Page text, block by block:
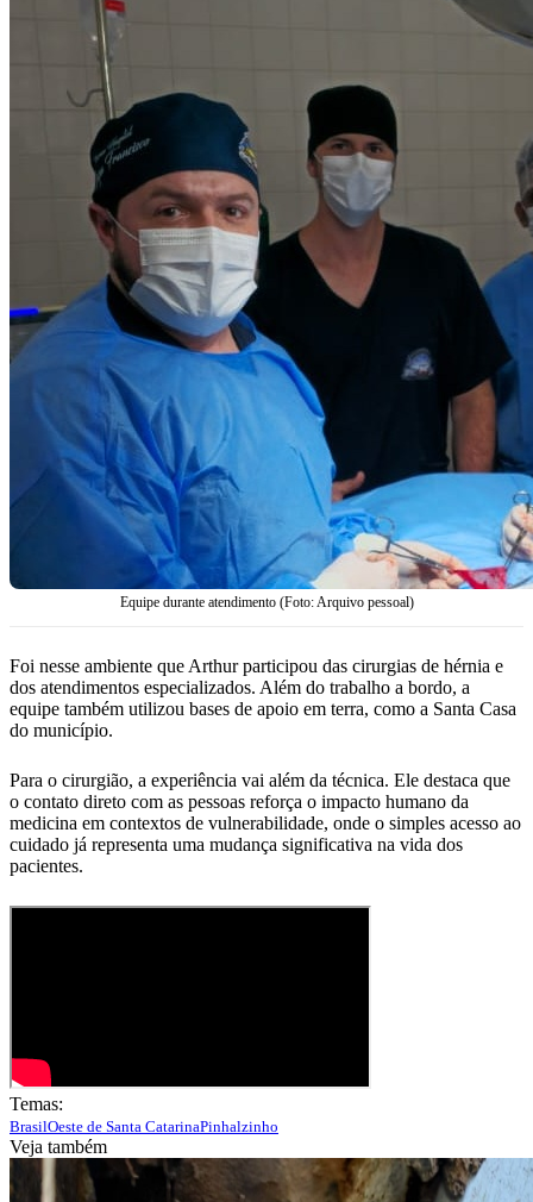
Equipe durante atendimento (Foto: Arquivo pessoal)
Foi nesse ambiente que Arthur participou das cirurgias de hérnia e
dos atendimentos especializados. Além do trabalho a bordo, a
equipe também utilizou bases de apoio em terra, como a Santa Casa
do município.
Para o cirurgião, a experiência vai além da técnica. Ele destaca que
o contato direto com as pessoas reforça o impacto humano da
medicina em contextos de vulnerabilidade, onde o simples acesso ao
cuidado já representa uma mudança significativa na vida dos
pacientes.
Temas:
BrasilOeste de Santa CatarinaPinhalzinho
Veja também